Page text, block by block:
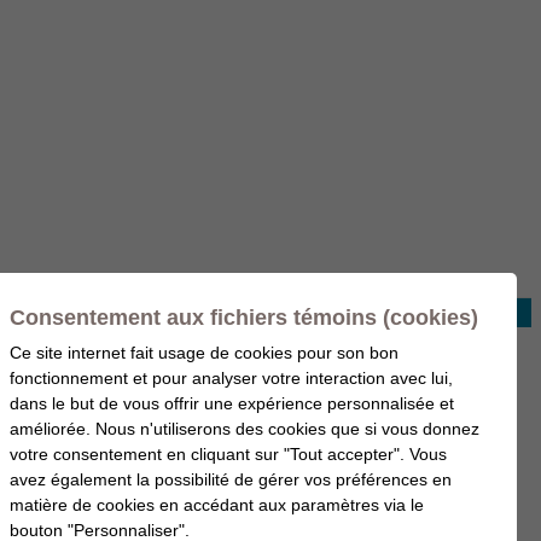
Consentement aux fichiers témoins (cookies)
Ce site internet fait usage de cookies pour son bon
fonctionnement et pour analyser votre interaction avec lui,
dans le but de vous offrir une expérience personnalisée et
améliorée. Nous n'utiliserons des cookies que si vous donnez
votre consentement en cliquant sur "Tout accepter". Vous
avez également la possibilité de gérer vos préférences en
matière de cookies en accédant aux paramètres via le
bouton "Personnaliser".